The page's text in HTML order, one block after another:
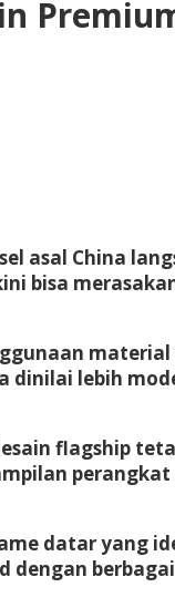
asal China
bisa
material
dinilai lebih
flagship
datar yang
dengan